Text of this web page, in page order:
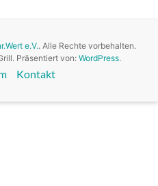
e.V.. Alle Rechte vorbehalten.
Präsentiert von:WordPress.
Kontakt